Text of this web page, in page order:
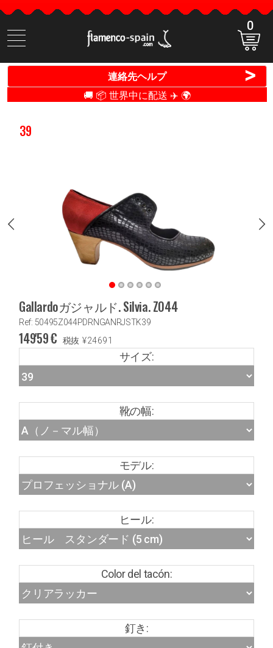
商
品
検
0
連絡先ヘルプ >
🚚 📦 世界中に配送 ✈️ 🌍
39
Gallardoガジャルド. Silvia. Z044
Ref: 50495Z044PDRNGANRJSTK39
149'59€ 税抜 ¥24691
サイズ:
靴の幅:
モデル:
ヒール:
Color del tacón:
釘き: